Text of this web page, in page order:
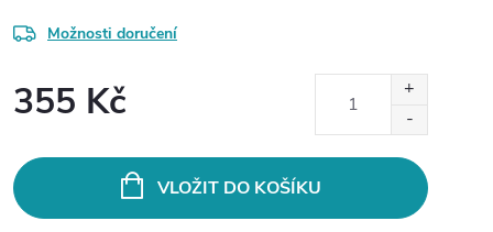
Možnosti doručení
355 Kč
VLOŽIT DO KOŠÍKU